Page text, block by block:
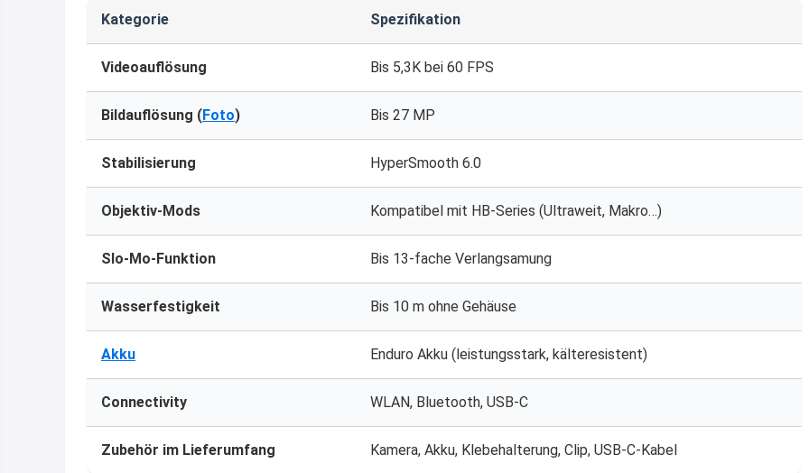
Kategorie Spezifikation
Videoauflösung Bis 5,3K bei 60 FPS
Bildauflösung (Foto) Bis 27 MP
Stabilisierung HyperSmooth 6.0
Objektiv-Mods Kompatibel mit HB-Series (Ultraweit, Makro…)
Slo-Mo-Funktion Bis 13-fache Verlangsamung
Wasserfestigkeit Bis 10 m ohne Gehäuse
Akku Enduro Akku (leistungsstark, kälteresistent)
Connectivity WLAN, Bluetooth, USB-C
Zubehör im Lieferumfang Kamera, Akku, Klebehalterung, Clip, USB-C-Kabel